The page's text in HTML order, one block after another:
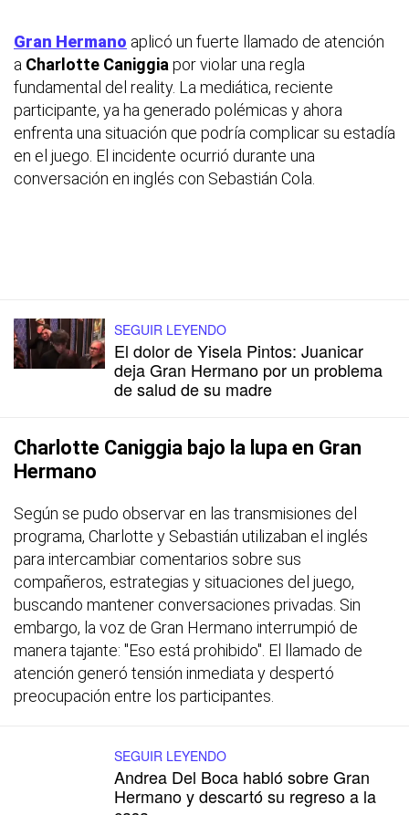
Gran Hermano aplicó un fuerte llamado de atención
a Charlotte Caniggia por violar una regla
fundamental del reality. La mediática, reciente
participante, ya ha generado polémicas y ahora
enfrenta una situación que podría complicar su estadía
en el juego. El incidente ocurrió durante una
conversación en inglés con Sebastián Cola.
SEGUIR LEYENDO
El dolor de Yisela Pintos: Juanicar
deja Gran Hermano por un problema
de salud de su madre
Charlotte Caniggia bajo la lupa en Gran
Hermano
Según se pudo observar en las transmisiones del
programa, Charlotte y Sebastián utilizaban el inglés
para intercambiar comentarios sobre sus
compañeros, estrategias y situaciones del juego,
buscando mantener conversaciones privadas. Sin
embargo, la voz de Gran Hermano interrumpió de
manera tajante: "Eso está prohibido". El llamado de
atención generó tensión inmediata y despertó
preocupación entre los participantes.
SEGUIR LEYENDO
Andrea Del Boca habló sobre Gran
Hermano y descartó su regreso a la